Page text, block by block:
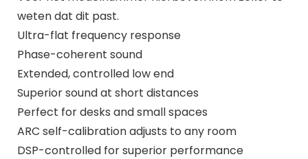
weten dat dit past.
Ultra-flat frequency response
Phase-coherent sound
Extended, controlled low end
Superior sound at short distances
Perfect for desks and small spaces
ARC self-calibration adjusts to any room
DSP-controlled for superior performance